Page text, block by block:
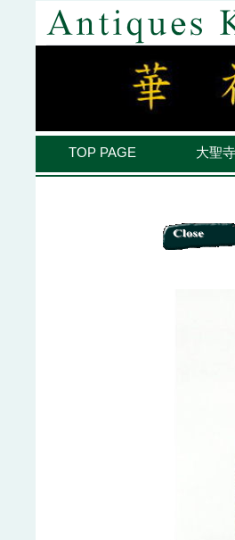
TOP PAGE 大聖